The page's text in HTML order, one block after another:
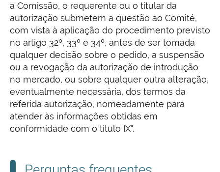
a Comissão, o requerente ou o titular da
autorização submetem a questão ao Comité,
com vista à aplicação do procedimento previsto
no artigo 32º, 33º e 34º, antes de ser tomada
qualquer decisão sobre o pedido, a suspensão
ou a revogação da autorização de introdução
no mercado, ou sobre qualquer outra alteração,
eventualmente necessária, dos termos da
referida autorização, nomeadamente para
atender às informações obtidas em
conformidade com o título IX".